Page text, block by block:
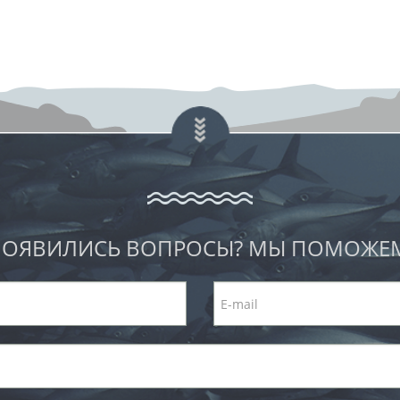
ВОПРОСЫ? МЫ